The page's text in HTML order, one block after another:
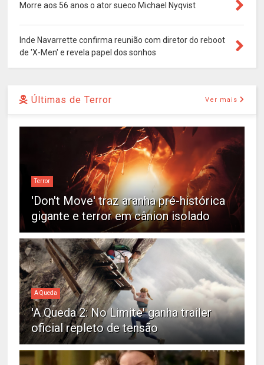
Morre aos 56 anos o ator sueco Michael Nyqvist
Inde Navarrette confirma reunião com diretor do reboot
de 'X-Men' e revela papel dos sonhos
Últimas de Terror Ver mais
Terror
'Don't Move' traz aranha pré-histórica
gigante e terror em cânion isolado
A Queda
'A Queda 2: No Limite' ganha trailer
oficial repleto de tensão